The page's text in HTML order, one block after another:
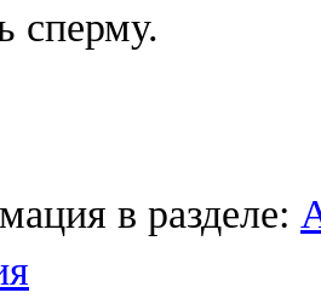
сперму.
в разделе: